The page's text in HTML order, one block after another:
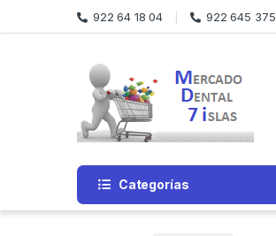
Skip to navigation
Skip to content 922 64 18 04 922 645 375
Categorías